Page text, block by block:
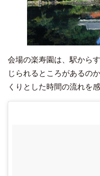
会場の楽寿園は、駅から
じられるところがあるの
くりとした時間の流れを